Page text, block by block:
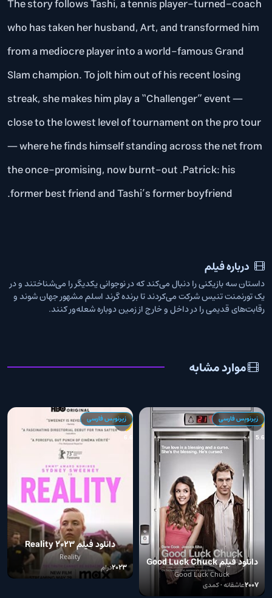
The story follows Tashi, a tennis player-turned-coach
who has taken her husband, Art, and transformed him
from a mediocre player into a world-famous Grand
Slam champion. To jolt him out of his recent losing
streak, she makes him play a “Challenger” event —
close to the lowest level of tournament on the pro tour
— where he finds himself standing across the net from
the once-promising, now burnt-out .Patrick: his
former best friend and Tashi’s former boyfriend.
درباره فیلم
داستان سه بازیکنی را دنبال می‌کند که در نوجوانی یکدیگر را می‌شناختند و در
یک تورنمنت تنیس شرکت می‌کردند تا برنده گرند اسلم مشهور جهان شوند و
رقابت‌های قدیمی را در داخل و خارج از زمین دوباره شعله‌ور کنند.
موارد مشابه
5.6
زیرنویس فارسی
دانلود فیلم Good Luck Chuck
2007
Good Luck Chuck
2007عاشقانه • کمدی
6.6
زیرنویس فارسی
دانلود فیلم Reality 2023
Reality
2023درام